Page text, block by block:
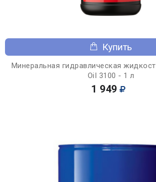
Купить
Минеральная гидравлическая
OiI 3100 - 1 л
1 949